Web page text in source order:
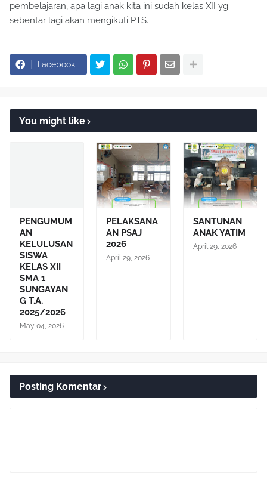
pembelajaran, apa lagi anak kita ini sudah kelas XII yg
sebentar lagi akan mengikuti PTS.
Facebook
You might like
PENGUMUM
AN
KELULUSAN
SISWA
KELAS XII
SMA 1
SUNGAYAN
G T.A.
2025/2026
May 04, 2026
PELAKSANA
AN PSAJ
2026
April 29, 2026
SANTUNAN
ANAK YATIM
April 29, 2026
Posting Komentar